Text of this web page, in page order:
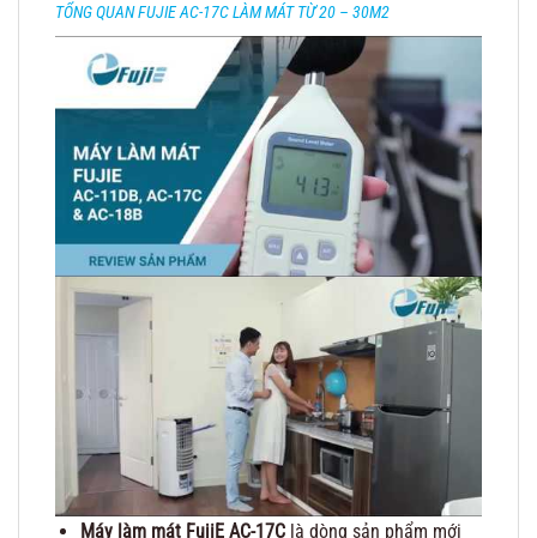
TỔNG QUAN FUJIE AC-17C LÀM MÁT TỪ 20 – 30M2
Máy làm mát FujiE AC-17Clà dòng sản phẩm mới